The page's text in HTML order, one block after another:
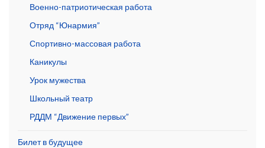
Военно-патриотическая работа
Отряд “Юнармия”
Спортивно-массовая работа
Каникулы
Урок мужества
Школьный театр
РДДМ “Движение первых”
Билет в будущее